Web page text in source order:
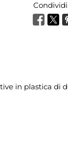
in plastica di